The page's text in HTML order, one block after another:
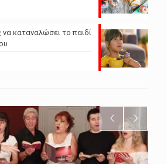
να καταναλώσει το παιδί